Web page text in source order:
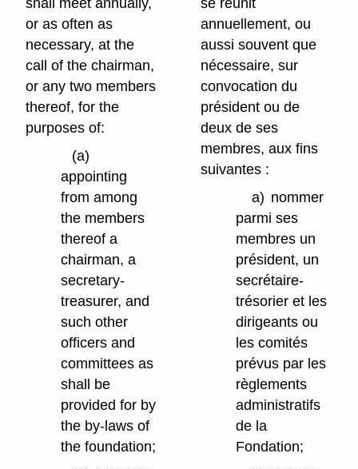
shall meet annually,
or as often as
necessary, at the
call of the chairman,
or any two members
thereof, for the
purposes of:
(a)
appointing
from among
the members
thereof a
chairman, a
secretary-
treasurer, and
such other
officers and
committees as
shall be
provided for by
the by-laws of
the foundation;
se réunit
annuellement, ou
aussi souvent que
nécessaire, sur
convocation du
président ou de
deux de ses
membres, aux fins
suivantes :
a) nommer
parmi ses
membres un
président, un
secrétaire-
trésorier et les
dirigeants ou
les comités
prévus par les
règlements
administratifs
de la
Fondation;